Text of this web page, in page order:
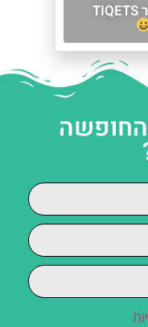
החופשה
לפרטים והזמנות באתר TIQETS